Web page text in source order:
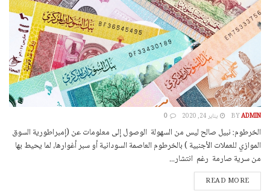
BYADMIN يناير 24, 2020
الخرطوم: نبيل صالح ليس من السهولة الوصول إلى معلومات عن (إمبراطورية السوق
الموازي للعملات الأجنبية ) بالخرطوم العاصمة السودانية أو سبر أغوارها، لما يحيط بها
من سرية صارمة رغم انتشار...
READ MORE
DETAILS